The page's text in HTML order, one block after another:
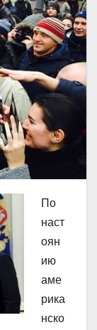
По
наст
оян
ию
аме
рика
нско